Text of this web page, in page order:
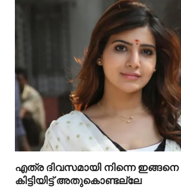
എത്ര ദിവസമായി നിന്നെ
കിട്ടിയിട്ട് അതുകൊണ്ടല്ലേ